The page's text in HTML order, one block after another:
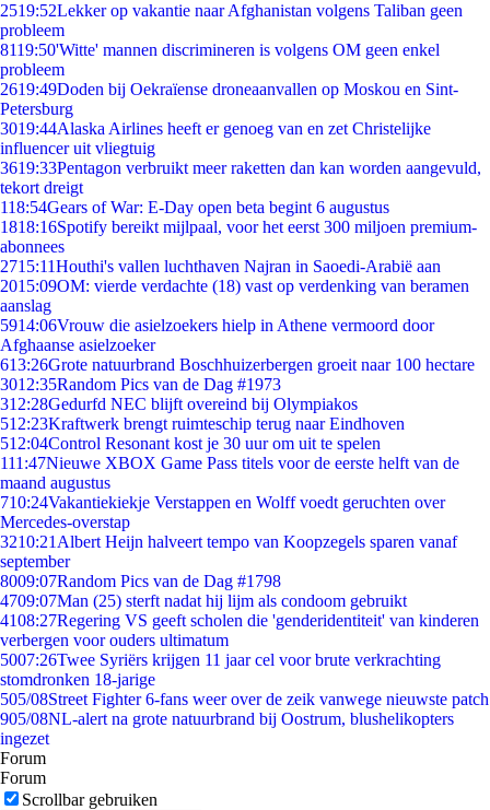
2519:52Lekker op vakantie naar Afghanistan volgens Taliban geen
probleem
8119:50'Witte' mannen discrimineren is volgens OM geen enkel
probleem
2619:49Doden bij Oekraïense droneaanvallen op Moskou en Sint-
Petersburg
3019:44Alaska Airlines heeft er genoeg van en zet Christelijke
influencer uit vliegtuig
3619:33Pentagon verbruikt meer raketten dan kan worden aangevuld,
tekort dreigt
118:54Gears of War: E-Day open beta begint 6 augustus
1818:16Spotify bereikt mijlpaal, voor het eerst 300 miljoen premium-
abonnees
2715:11Houthi's vallen luchthaven Najran in Saoedi-Arabië aan
2015:09OM: vierde verdachte (18) vast op verdenking van beramen
aanslag
5914:06Vrouw die asielzoekers hielp in Athene vermoord door
Afghaanse asielzoeker
613:26Grote natuurbrand Boschhuizerbergen groeit naar 100 hectare
3012:35Random Pics van de Dag #1973
312:28Gedurfd NEC blijft overeind bij Olympiakos
512:23Kraftwerk brengt ruimteschip terug naar Eindhoven
512:04Control Resonant kost je 30 uur om uit te spelen
111:47Nieuwe XBOX Game Pass titels voor de eerste helft van de
maand augustus
710:24Vakantiekiekje Verstappen en Wolff voedt geruchten over
Mercedes-overstap
3210:21 Albert Heijn halveert tempo van Koopzegels sparen vanaf
september
8009:07Random Pics van de Dag #1798
4709:07Man (25) sterft nadat hij lijm als condoom gebruikt
4108:27Regering VS geeft scholen die 'genderidentiteit' van kinderen
verbergen voor ouders ultimatum
5007:26Twee Syriërs krijgen 11 jaar cel voor brute verkrachting
stomdronken 18-jarige
505/08Street Fighter 6-fans weer over de zeik vanwege nieuwste patch
905/08NL-alert na grote natuurbrand bij Oostrum, blushelikopters
ingezet
Forum
Forum
Scrollbar gebruiken